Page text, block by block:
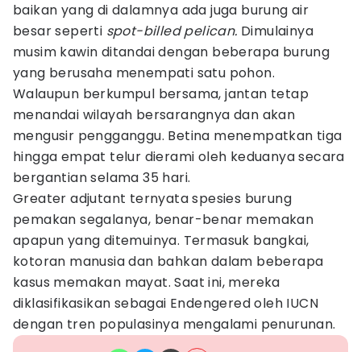
baikan yang di dalamnya ada juga burung air
besar seperti spot-billed pelican. Dimulainya
musim kawin ditandai dengan beberapa burung
yang berusaha menempati satu pohon.
Walaupun berkumpul bersama, jantan tetap
menandai wilayah bersarangnya dan akan
mengusir pengganggu. Betina menempatkan tiga
hingga empat telur dierami oleh keduanya secara
bergantian selama 35 hari.
Greater adjutant ternyata spesies burung
pemakan segalanya, benar-benar memakan
apapun yang ditemuinya. Termasuk bangkai,
kotoran manusia dan bahkan dalam beberapa
kasus memakan mayat. Saat ini, mereka
diklasifikasikan sebagai Endengered oleh IUCN
dengan tren populasinya mengalami penurunan.